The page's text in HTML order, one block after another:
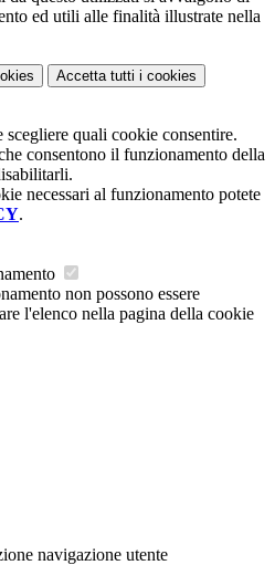
ed utili alle finalità illustrate nella
Accetta tutti i cookies
scegliere quali cookie consentire.
consentono il funzionamento della
necessari al funzionamento potete
.
non possono essere
l'elenco nella pagina della cookie
navigazione utente